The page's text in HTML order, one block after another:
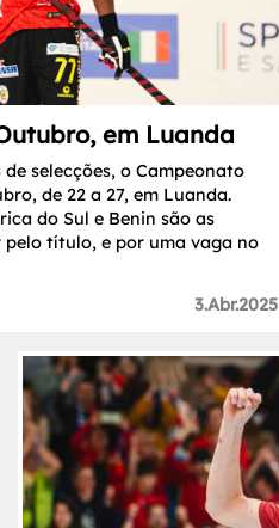
em Luanda
selecções, o Campeonato
de 22 a 27, em Luanda.
do Sul e Benin são as
pelo título, e por uma vaga no
3.Abr.2025